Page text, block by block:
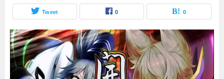
Tweet 0 0